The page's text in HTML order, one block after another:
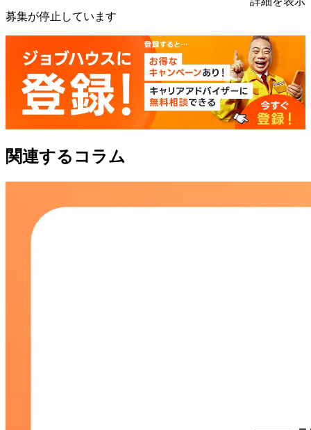
募集が停止しています
関連するコラム